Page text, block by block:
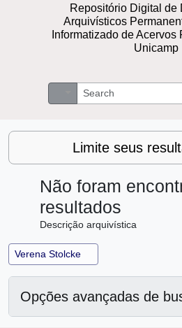
Repositório Digital de
Arquivísticos
Informatizado de Acervos
Unicamp
Buscar
Opções de busca
Limite seus
Não foram
resultados
Descrição arquivística
Remover filtro:
Verena Stolcke
Opções avançadas de